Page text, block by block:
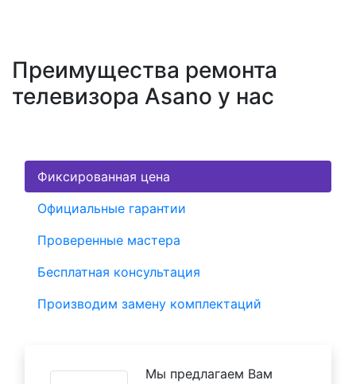
Преимущества ремонта
телевизора Asano у нас
Фиксированная цена
Официальные гарантии
Проверенные мастера
Бесплатная консультация
Производим замену комплектаций
Мы предлагаем Вам